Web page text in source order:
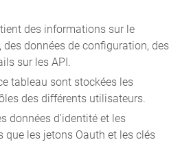
des informations sur le
données de configuration, des
sur les API.
tableau sont stockées les
des différents utilisateurs.
données d’identité et les
que les jetons Oauth et les clés